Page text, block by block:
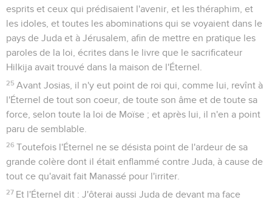
esprits et ceux qui prédisaient l'avenir, et les théraphim, et
les idoles, et toutes les abominations qui se voyaient dans le
pays de Juda et à Jérusalem, afin de mettre en pratique les
paroles de la loi, écrites dans le livre que le sacrificateur
Hilkija avait trouvé dans la maison de l'Éternel.
25 Avant Josias, il n'y eut point de roi qui, comme lui, revînt à
l'Éternel de tout son coeur, de toute son âme et de toute sa
force, selon toute la loi de Moïse ; et après lui, il n'en a point
paru de semblable.
26 Toutefois l'Éternel ne se désista point de l'ardeur de sa
grande colère dont il était enflammé contre Juda, à cause de
tout ce qu'avait fait Manassé pour l'irriter.
27 Et l'Éternel dit : J'ôterai aussi Juda de devant ma face